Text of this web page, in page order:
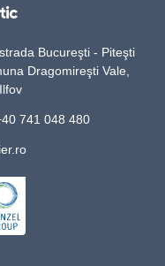
Bucureşti - Piteşti
Dragomireşti Vale,
741 048 480